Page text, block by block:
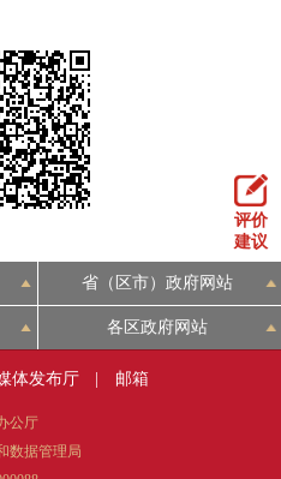
评价
建议
省（区市）政府网站
各区政府网站
体发布厅 邮箱
公厅
数据管理局